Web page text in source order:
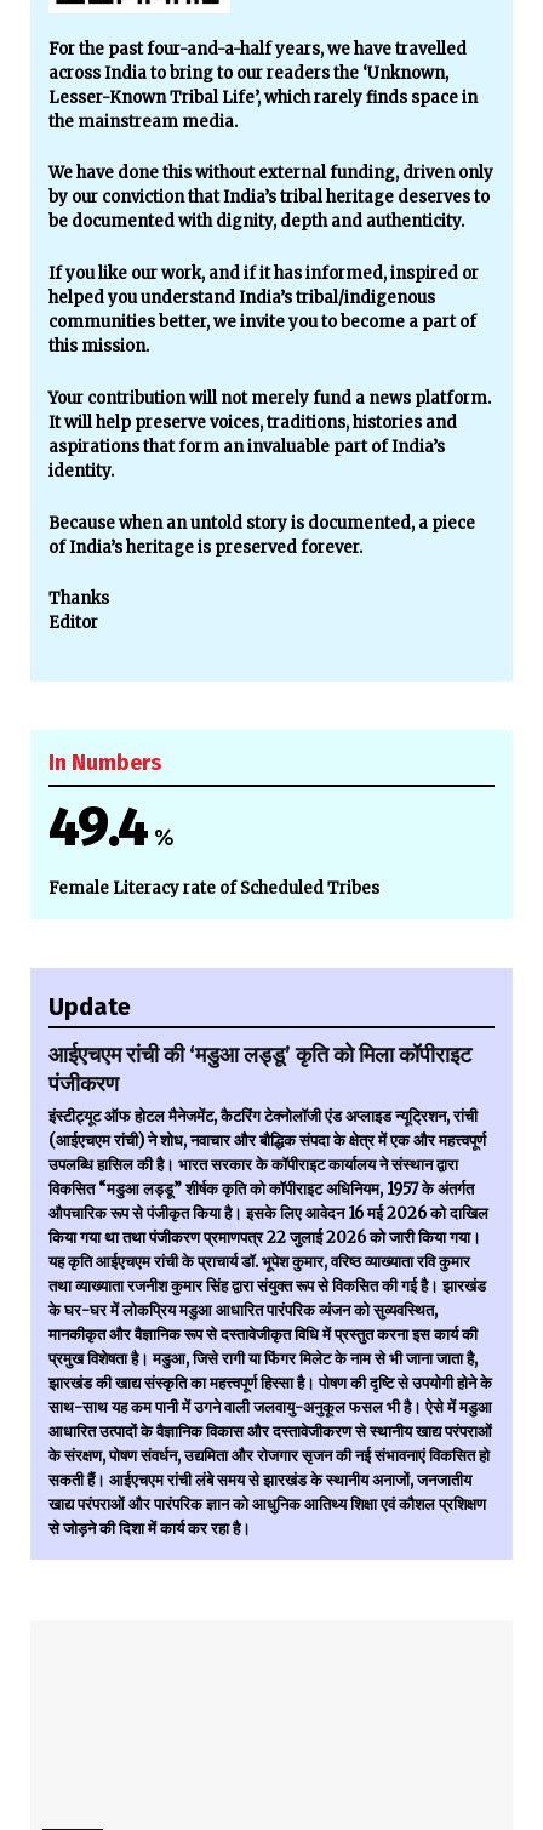
For the past four-and-a-half years, we have travelled
across India to bring to our readers the ‘Unknown,
Lesser-Known Tribal Life’, which rarely finds space in
the mainstream media.
We have done this without external funding, driven only
by our conviction that India’s tribal heritage deserves to
be documented with dignity, depth and authenticity.
If you like our work, and if it has informed, inspired or
helped you understand India’s tribal/indigenous
communities better, we invite you to become a part of
this mission.
Your contribution will not merely fund a news platform.
It will help preserve voices, traditions, histories and
aspirations that form an invaluable part of India’s
identity.
Because when an untold story is documented, a piece
of India’s heritage is preserved forever.
Thanks
Editor
In Numbers
49.4 %
Female Literacy rate of Scheduled Tribes
Update
आईएचएम रांची की ‘मडुआ लड्डू’ कृति को मिला कॉपीराइट
पंजीकरण
इंस्टीट्यूट ऑफ होटल मैनेजमेंट, कैटरिंग टेक्नोलॉजी एंड अप्लाइड न्यूट्रिशन, रांची
(आईएचएम रांची) ने शोध, नवाचार और बौद्धिक संपदा के क्षेत्र में एक और महत्त्वपूर्ण
उपलब्धि हासिल की है। भारत सरकार के कॉपीराइट कार्यालय ने संस्थान द्वारा
विकसित “मडुआ लड्डू” शीर्षक कृति को कॉपीराइट अधिनियम, 1957 के अंतर्गत
औपचारिक रूप से पंजीकृत किया है। इसके लिए आवेदन 16 मई 2026 को दाखिल
किया गया था तथा पंजीकरण प्रमाणपत्र 22 जुलाई 2026 को जारी किया गया।
यह कृति आईएचएम रांची के प्राचार्य डॉ. भूपेश कुमार, वरिष्ठ व्याख्याता रवि कुमार
तथा व्याख्याता रजनीश कुमार सिंह द्वारा संयुक्त रूप से विकसित की गई है। झारखंड
के घर-घर में लोकप्रिय मडुआ आधारित पारंपरिक व्यंजन को सुव्यवस्थित,
मानकीकृत और वैज्ञानिक रूप से दस्तावेजीकृत विधि में प्रस्तुत करना इस कार्य की
प्रमुख विशेषता है। मडुआ, जिसे रागी या फिंगर मिलेट के नाम से भी जाना जाता है,
झारखंड की खाद्य संस्कृति का महत्त्वपूर्ण हिस्सा है। पोषण की दृष्टि से उपयोगी होने के
साथ-साथ यह कम पानी में उगने वाली जलवायु-अनुकूल फसल भी है। ऐसे में मडुआ
आधारित उत्पादों के वैज्ञानिक विकास और दस्तावेजीकरण से स्थानीय खाद्य परंपराओं
के संरक्षण, पोषण संवर्धन, उद्यमिता और रोजगार सृजन की नई संभावनाएं विकसित हो
सकती हैं। आईएचएम रांची लंबे समय से झारखंड के स्थानीय अनाजों, जनजातीय
खाद्य परंपराओं और पारंपरिक ज्ञान को आधुनिक आतिथ्य शिक्षा एवं कौशल प्रशिक्षण
से जोड़ने की दिशा में कार्य कर रहा है।